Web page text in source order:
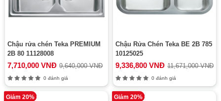
Chậu rửa chén Teka PREMIUM
2B 80 11128008
7,710,000 VNĐ 9,640,000 VNĐ
0 đánh giá
Chậu Rửa Chén Teka BE 2B 785
10125025
9,336,800 VNĐ 11,671,000 VNĐ
0 đánh giá
Giảm 20% Giảm 20%